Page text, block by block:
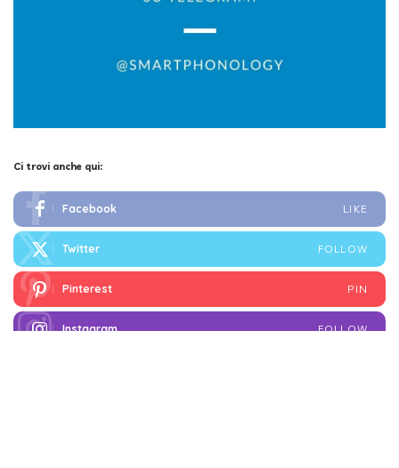
Ci trovi anche qui:
Facebook LIKE
Twitter FOLLOW
Pinterest PIN
Instagram FOLLOW